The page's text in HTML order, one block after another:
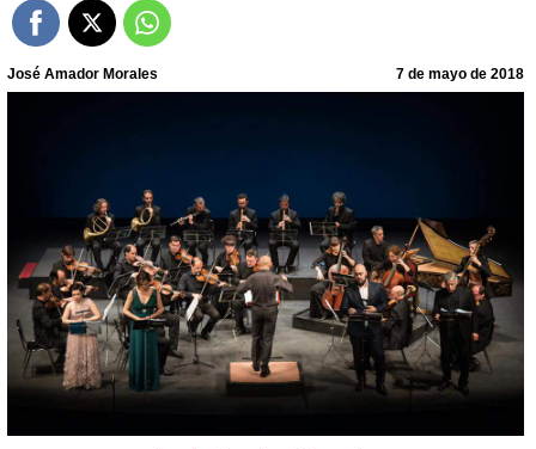
José Amador Morales 7 de mayo de 2018